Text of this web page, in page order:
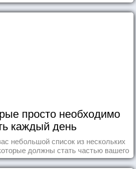
просто необходимо
каждый день
небольшой список из нескольких
должны стать частью вашего
дня.